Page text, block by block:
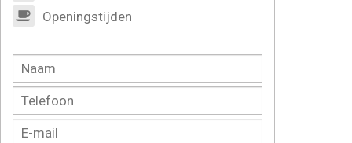
Openingstijden